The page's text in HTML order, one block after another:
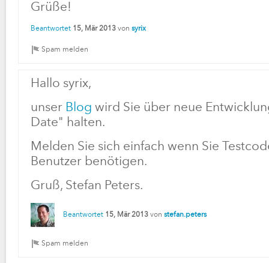
Grüße!
Beantwortet 15, Mär 2013 von syrix
Hallo syrix,
unser Blog wird Sie über neue
Date" halten.
Melden Sie sich einfach wenn Sie
Benutzer benötigen.
Gruß, Stefan Peters.
Beantwortet 15, Mär 2013 von stefan.peters